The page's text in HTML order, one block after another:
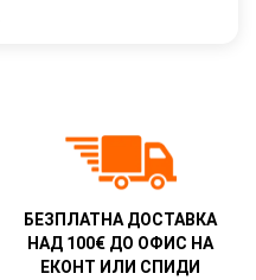
БЕЗПЛАТНА ДОСТАВКА
НАД 100€ ДО ОФИС НА
ЕКОНТ ИЛИ СПИДИ